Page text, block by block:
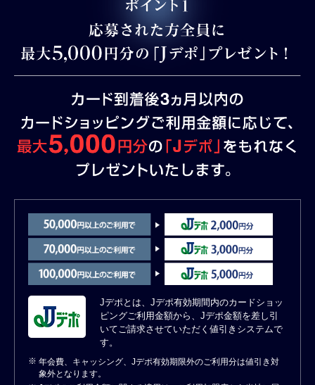
Jデポとは、Jデポ有効期間内のカードショッ
ピングご利用金額から、Jデポ金額を差し引
いてご請求させていただく値引きシステムで
す。
※ 年会費、キャッシング、Jデポ有効期限外のご利用分は値引き対
象外となります。